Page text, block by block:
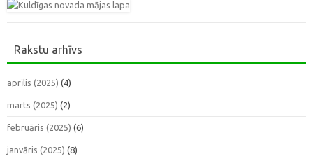
Rakstu arhīvs
aprīlis (2025) (4)
marts (2025) (2)
februāris (2025) (6)
janvāris (2025) (8)